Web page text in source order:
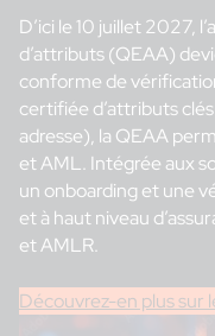
D’ici le 10 juillet 2027,
d’attributs (QEAA)
conforme de
certifiée d’attributs
adresse), la QEAA
et AML. Intégrée aux
un onboarding et une
et à haut niveau
et AMLR.
Découvrez-en plus sur